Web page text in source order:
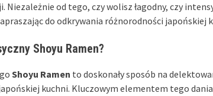
Niezależnie od tego, czy wolisz łagodny, czy
do odkrywania różnorodności japońskiej
Shoyu Ramen?
Shoyu Ramen to doskonały sposób na
kuchni. Kluczowym elementem tego